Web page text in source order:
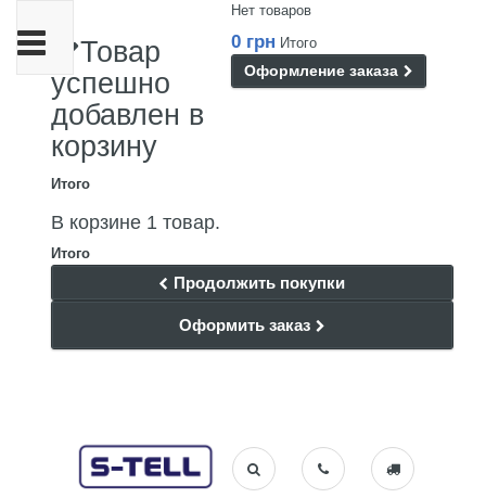
Нет товаров
0 грн Итого
Оформление заказа
Товар
успешно
добавлен в
корзину
Итого
В корзине 1 товар.
Итого
Продолжить покупки
Оформить заказ
Переключить
навигации